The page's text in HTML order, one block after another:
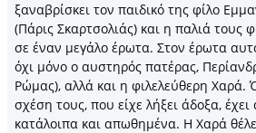
ξαναβρίσκει τον παιδικό της φίλο
(Πάρις Σκαρτσολιάς) και η παλιά τους
σε έναν μεγάλο έρωτα. Στον έρωτα
όχι μόνο ο αυστηρός πατέρας,
Ρώμας), αλλά και η φιλελεύθερη Χαρά.
σχέση τους, που είχε λήξει άδοξα,
κατάλοιπα και απωθημένα. Η Χαρά